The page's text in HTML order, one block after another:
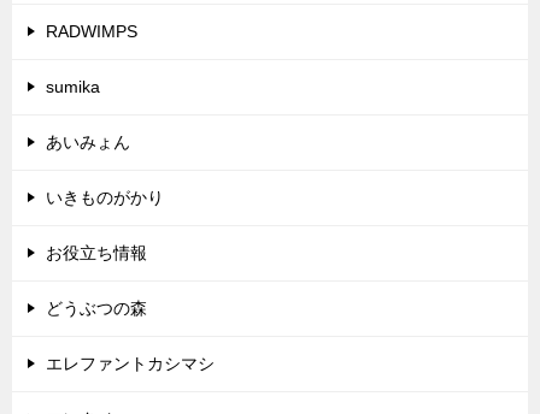
RADWIMPS
sumika
あいみょん
いきものがかり
お役立ち情報
どうぶつの森
エレファントカシマシ